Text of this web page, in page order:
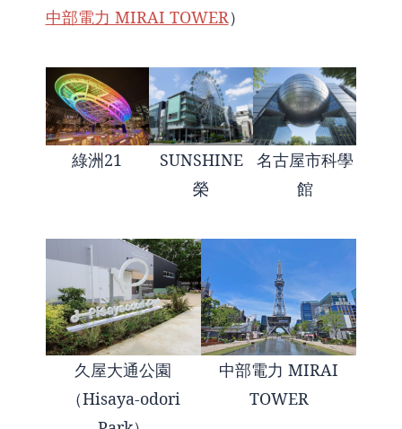
中部電力 MIRAI TOWER）
綠洲21
SUNSHINE
榮
名古屋市科學
館
久屋大通公園
（Hisaya-odori
中部電力 MIRAI
TOWER